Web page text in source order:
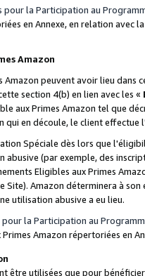
pour la Participation au
en Annexe, en relation avec
Amazon
Amazon peuvent avoir lieu dans
section 4(b) en lien avec les «
aux Primes Amazon tel que
qui en découle, le client
Spéciale dès lors que
(par exemple, des
Eligibles aux Primes
Site). Amazon déterminera à
utilisation abusive a eu lieu.
pour la Participation au
Amazon répertoriées en
être utilisées que pour